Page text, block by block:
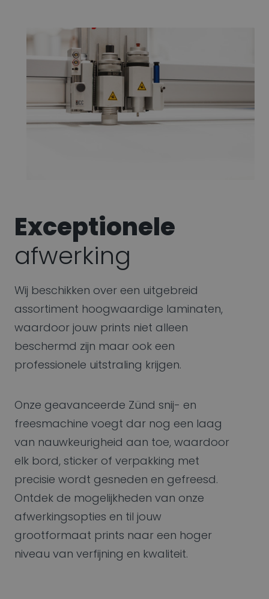
Exceptionele
afwerking
Wij beschikken over een uitgebreid
assortiment hoogwaardige laminaten,
waardoor jouw prints niet alleen
beschermd zijn maar ook een
professionele uitstraling krijgen.
Onze geavanceerde Zünd snij- en
freesmachine voegt dar nog een laag
van nauwkeurigheid aan toe, waardoor
elk bord, sticker of verpakking met
precisie wordt gesneden en gefreesd.
Ontdek de mogelijkheden van onze
afwerkingsopties en til jouw
grootformaat prints naar een hoger
niveau van verfijning en kwaliteit.